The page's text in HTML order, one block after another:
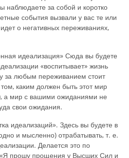
наблюдаете за собой и коротко
события вызвали у вас те или
о негативных переживаниях,
идеализация» Сюда вы будете
«воспитывает» жизнь
за любым переживанием стоит
каким должен быть этот мир
а мир с вашими ожиданиями не
свои ожидания.
идеализаций». Здесь вы будете в
и мысленно) отрабатывать, т. е.
Делается это по
прошу прощения у Высших Сил и